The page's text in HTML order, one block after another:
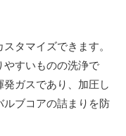
タマイズできます。
すいものの洗浄で
ガスであり、加圧し
ブコアの詰まりを防